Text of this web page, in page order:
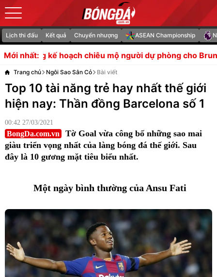
Lịch thi đấu Kết quả Chuyển nhượng ASEAN Championship
Mới nhất:
mộ người dự phòng cho Bruno Fernandes Sao
Trang chủ Ngôi Sao Sân Cỏ Bài viết
Top 10 tài năng trẻ hay nhất thế giới
hiện nay: Thần đồng Barcelona số 1
00:42 27/03/2021
BongDa.com.vn
Tờ Goal vừa công bố những sao mai
giàu triển vọng nhất của làng bóng đá thế giới. Sau
đây là 10 gương mặt tiêu biểu nhất.
Một ngày bình thường của Ansu Fati